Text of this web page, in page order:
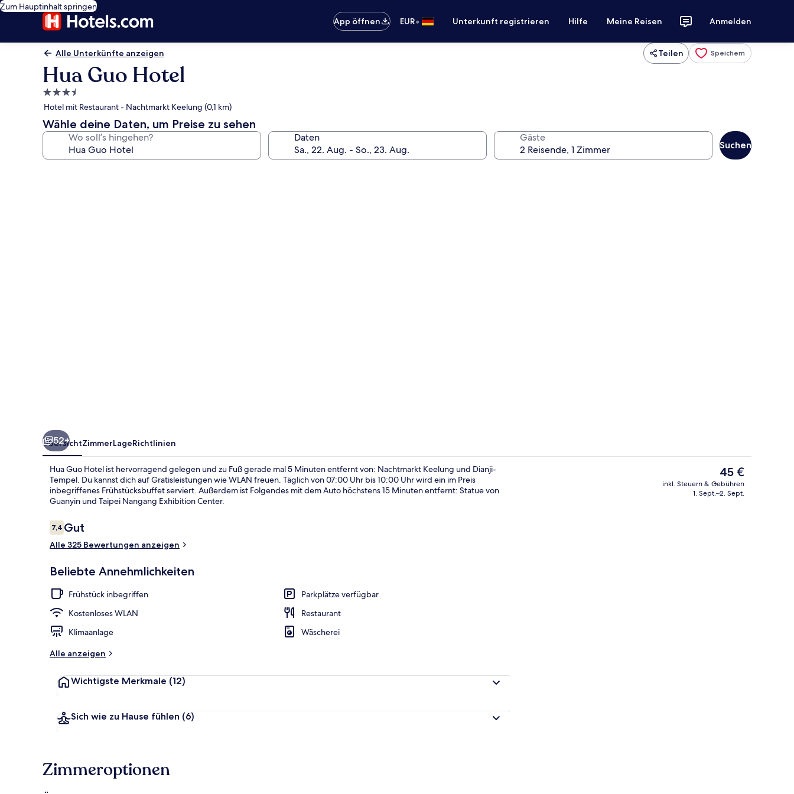
Zum Hauptinhalt springen
App öffnen
EUR• Unterkunft registrieren Hilfe Meine Reisen Anmelden
Alle Unterkünfte anzeigen Teilen Speichern
Hua Guo Hotel
3.5-
Sterne-
Unterkunft
Hotel mit Restaurant - Nachtmarkt Keelung (0,1 km)
Wähle deine Daten, um Preise zu sehen
Wo soll’s hingehen? Daten Gäste
Suchen
52+
ÜbersichtZimmerLageRichtlinien
Hua Guo Hotel ist hervorragend gelegen und zu Fuß gerade mal 5 Minuten entfernt von: Nachtmarkt Keelung und Dianji-
Tempel. Du kannst dich auf Gratisleistungen wie WLAN freuen. Täglich von 07:00 Uhr bis 10:00 Uhr wird ein im Preis
inbegriffenes Frühstücksbuffet serviert. Außerdem ist Folgendes mit dem Auto höchstens 15 Minuten entfernt: Statue von
Guanyin und Taipei Nangang Exhibition Center.
Bewertungen
7,47,4 von 10.
Gut
Alle 325 Bewertungen anzeigen
Beliebte Annehmlichkeiten
Frühstück inbegriffen
Parkplätze verfügbar
Kostenloses WLAN
Restaurant
Klimaanlage
Wäscherei
Alle anzeigen
Wichtigste Merkmale (12)
Sich wie zu Hause fühlen (6)
Der
aktuelle
Preis
45 €
inkl. Steuern & Gebühren
1. Sept.–2. Sept.
Zimmeroptionen